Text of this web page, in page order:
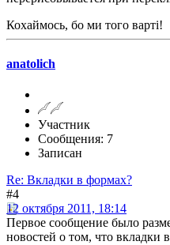
Кохаймось, бо ми того варті!
anatolich
Участник
Сообщения: 7
Записан
Re: Вкладки в формах?
#4
12 октября 2011, 18:14
Первое сообщение было
новостей о том, что вкладки